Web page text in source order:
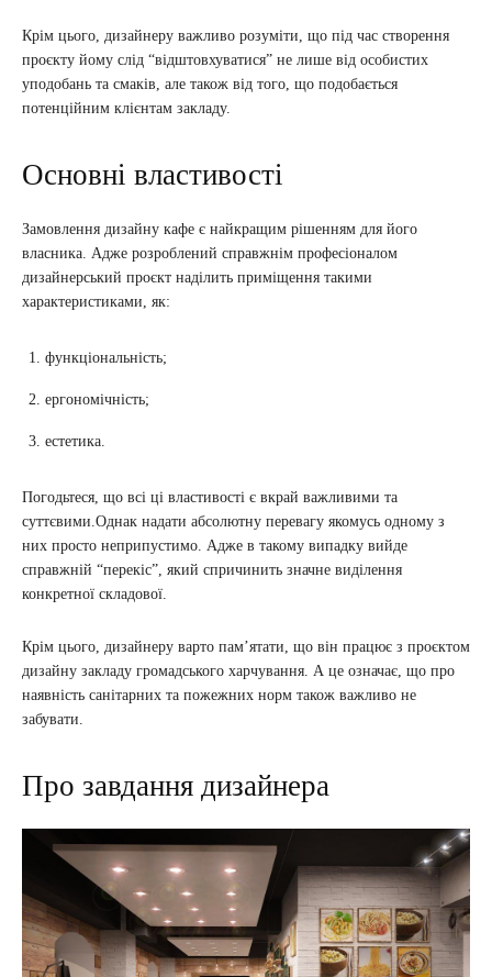
Крім цього, дизайнеру важливо розуміти, що під час створення
проєкту йому слід “відштовхуватися” не лише від особистих
уподобань та смаків, але також від того, що подобається
потенційним клієнтам закладу.
Основні властивості
Замовлення дизайну кафе є найкращим рішенням для його
власника. Адже розроблений справжнім професіоналом
дизайнерський проєкт наділить приміщення такими
характеристиками, як:
функціональність;
ергономічність;
естетика.
Погодьтеся, що всі ці властивості є вкрай важливими та
суттєвими.Однак надати абсолютну перевагу якомусь одному з
них просто неприпустимо. Адже в такому випадку вийде
справжній “перекіс”, який спричинить значне виділення
конкретної складової.
Крім цього, дизайнеру варто пам’ятати, що він працює з проєктом
дизайну закладу громадського харчування. А це означає, що про
наявність санітарних та пожежних норм також важливо не
забувати.
Про завдання дизайнера